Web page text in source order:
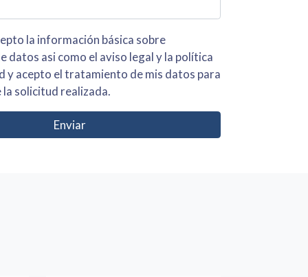
sobre
legal y la política
solicitud realizada.
Enviar